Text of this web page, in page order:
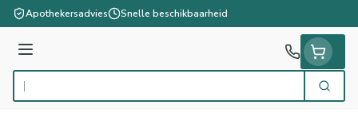
Ga naar de inhoud
Apothekersadvies Snelle beschikbaarheid
Menu
Product, merk, categorie... Zoek